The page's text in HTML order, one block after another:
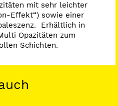
mit sehr leichter
Effekt“) sowie einer
Erhältlich in
Opazitäten zum
Schichten.